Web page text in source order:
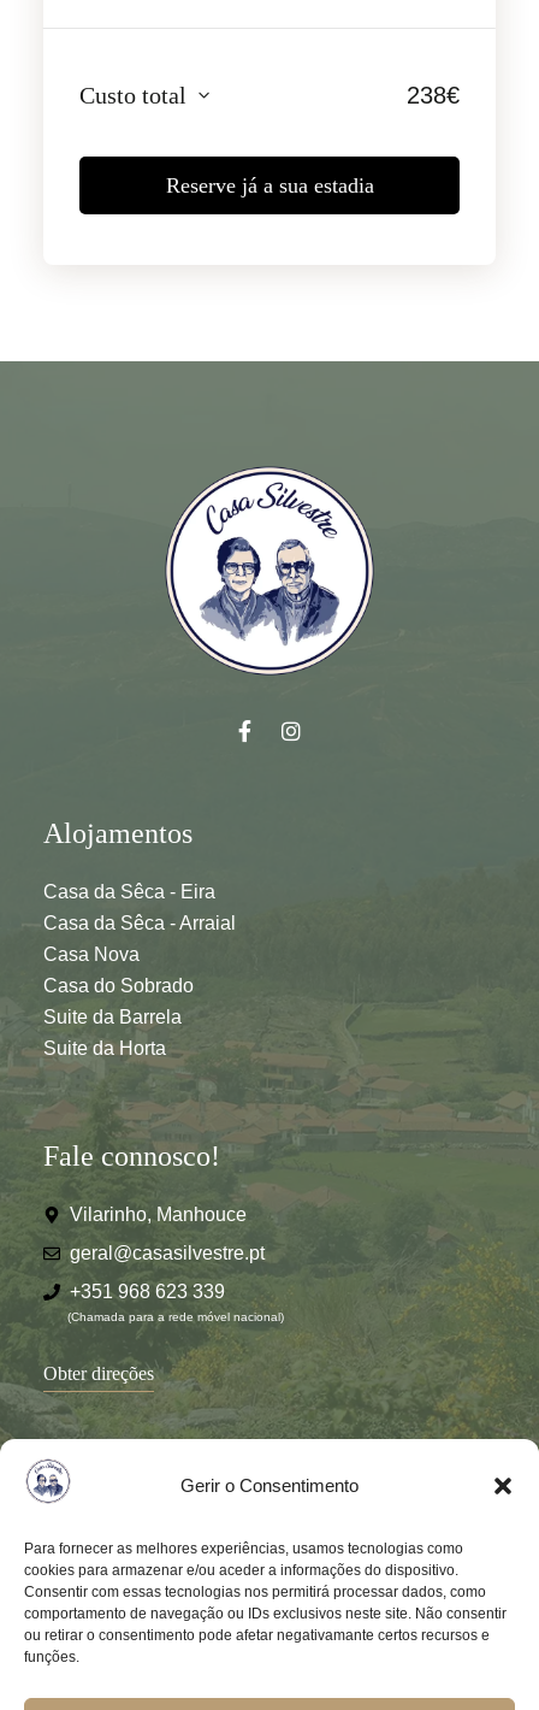
Gerir o Consentimento
Para fornecer as melhores experiências, usamos tecnologias como
cookies para armazenar e/ou aceder a informações do dispositivo.
Consentir com essas tecnologias nos permitirá processar dados, como
comportamento de navegação ou IDs exclusivos neste site. Não consentir
ou retirar o consentimento pode afetar negativamante certos recursos e
funções.
Custo total 238€
Reserve já a sua estadia
Alojamentos
Casa da Sêca - Eira
Casa da Sêca - Arraial
Casa Nova
Casa do Sobrado
Suite da Barrela
Suite da Horta
Fale connosco!
Vilarinho, Manhouce
geral@casasilvestre.pt
+351 968 623 339
(Chamada para a rede móvel nacional)
Obter direções